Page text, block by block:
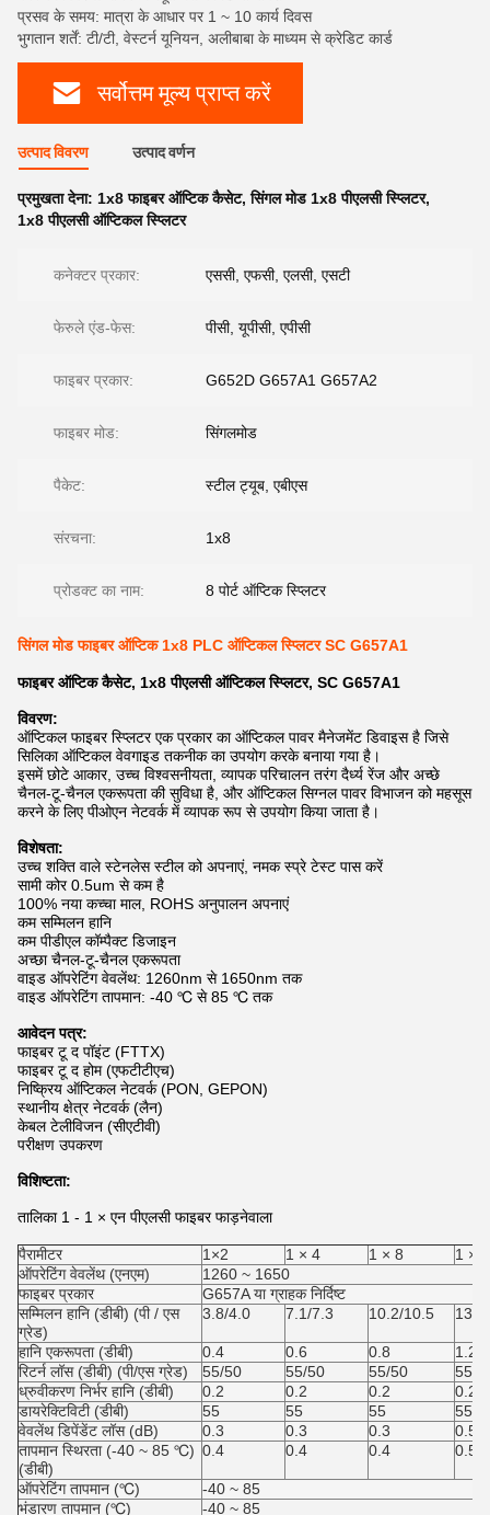
प्रसव के समय: मात्रा के आधार पर 1 ~ 10 कार्य दिवस
भुगतान शर्तें: टी/टी, वेस्टर्न यूनियन, अलीबाबा के माध्यम से क्रेडिट कार्ड
सर्वोत्तम मूल्य प्राप्त करें
उत्पाद विवरण उत्पाद वर्णन
प्रमुखता देना: 1x8 फाइबर ऑप्टिक कैसेट,सिंगल मोड 1x8 पीएलसी स्प्लिटर,
1x8 पीएलसी ऑप्टिकल स्प्लिटर
कनेक्टर प्रकार: एससी, एफसी, एलसी, एसटी
फेरुले एंड-फेस: पीसी, यूपीसी, एपीसी
फाइबर प्रकार: G652D G657A1 G657A2
फाइबर मोड: सिंगलमोड
पैकेट: स्टील ट्यूब, एबीएस
संरचना: 1x8
प्रोडक्ट का नाम: 8 पोर्ट ऑप्टिक स्प्लिटर
सिंगल मोड फाइबर ऑप्टिक 1x8 PLC ऑप्टिकल स्प्लिटर SC G657A1
फाइबर ऑप्टिक कैसेट, 1x8 पीएलसी ऑप्टिकल स्प्लिटर, SC G657A1
विवरण:
ऑप्टिकल फाइबर स्प्लिटर एक प्रकार का ऑप्टिकल पावर मैनेजमेंट डिवाइस है जिसे
सिलिका ऑप्टिकल वेवगाइड तकनीक का उपयोग करके बनाया गया है।
इसमें छोटे आकार, उच्च विश्वसनीयता, व्यापक परिचालन तरंग दैर्ध्य रेंज और अच्छे
चैनल-टू-चैनल एकरूपता की सुविधा है, और ऑप्टिकल सिग्नल पावर विभाजन को महसूस
करने के लिए पीओएन नेटवर्क में व्यापक रूप से उपयोग किया जाता है।
विशेषता:
उच्च शक्ति वाले स्टेनलेस स्टील को अपनाएं, नमक स्प्रे टेस्ट पास करें
सामी कोर 0.5um से कम है
100% नया कच्चा माल, ROHS अनुपालन अपनाएं
कम सम्मिलन हानि
कम पीडीएल कॉम्पैक्ट डिजाइन
अच्छा चैनल-टू-चैनल एकरूपता
वाइड ऑपरेटिंग वेवलेंथ: 1260nm से 1650nm तक
वाइड ऑपरेटिंग तापमान: -40 ℃ से 85 ℃ तक
आवेदन पत्र:
फाइबर टू द पॉइंट (FTTX)
फाइबर टू द होम (एफटीटीएच)
निष्क्रिय ऑप्टिकल नेटवर्क (PON, GEPON)
स्थानीय क्षेत्र नेटवर्क (लैन)
केबल टेलीविजन (सीएटीवी)
परीक्षण उपकरण
विशिष्टता:
तालिका 1 - 1 × एन पीएलसी फाइबर फाड़नेवाला
पैरामीटर 1×2 1 × 4 1 × 8
1 ×
ऑपरेटिंग वेवलेंथ (एनएम)
1260 ~ 1650
फाइबर प्रकार
G657A या ग्राहक निर्दिष्ट
सम्मिलन हानि (डीबी) (पी / एस
ग्रेड)
3.8/4.0 7.1/7.3 10.2/10.5
हानि एकरूपता (डीबी) 0.4 0.6 0.8
1.2
रिटर्न लॉस (डीबी) (पी/एस ग्रेड)
55/50 55/50 55/50
55/
ध्रुवीकरण निर्भर हानि (डीबी)
0.2 0.2 0.2
0.25
डायरेक्टिविटी (डीबी)
55 55 55
55
वेवलेंथ डिपेंडेंट लॉस (dB)
0.3 0.3 0.3
0.5
तापमान स्थिरता (-40 ~ 85 ℃)
(डीबी)
0.4 0.4 0.4 0.5
ऑपरेटिंग तापमान (℃)
-40 ~ 85
भंडारण तापमान (℃)
-40 ~ 85